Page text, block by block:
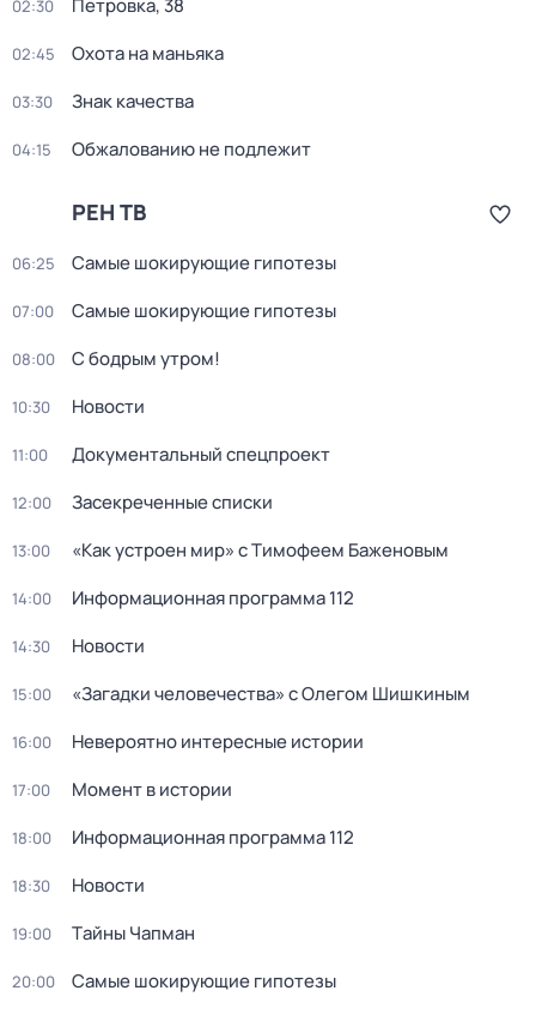
02:30 Петровка, 38
02:45 Охота на маньяка
03:30 Знак качества
04:15 Обжалованию не подлежит
РЕН ТВ
06:25 Самые шoкиpующие гипотезы
07:00 Самые шoкиpующие гипотезы
08:00 С бодрым утром!
10:30 Новости
11:00 Документальный спецпроект
12:00 Зaceкрeченные списки
13:00 «Как устроен мир» с Тимофеем Баженовым
14:00 Информационная программа 112
14:30 Новости
15:00 «Загадки человечества» с Олегом Шишкиным
16:00 Невероятно интересные истории
17:00 Момент в истории
18:00 Информационная программа 112
18:30 Новости
19:00 Тaйны Чапман
20:00 Самые шoкиpующие гипотезы